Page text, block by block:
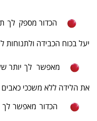
הכדור מספק לך
יעל בכוח הכבידה ולתנוחות
מאפשר לך יותר
את הלידה ללא משככי כאבים
הכדור מאפשר לך